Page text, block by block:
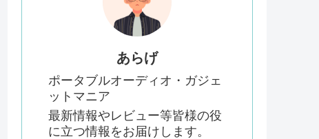
あらげ
ポータブルオーディオ・ガジェ
ットマニア
最新情報やレビュー等皆様の役
に立つ情報をお届けします。